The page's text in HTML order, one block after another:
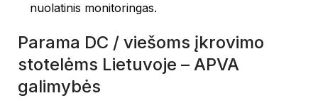
nuolatinis monitoringas.
Parama DC / viešoms įkrovimo
stotelėms Lietuvoje – APVA
galimybės